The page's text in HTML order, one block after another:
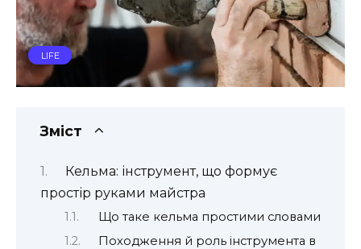
LIFE
Зміст
Кельма: інструмент, що формує
простір руками майстра
Що таке кельма простими словами
Походження й роль інструмента в